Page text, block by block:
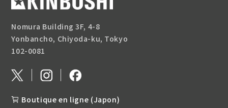
Nomura Building 3F, 4-8
Yonbancho, Chiyoda-ku, Tokyo
102-0081
Boutique en ligne (Japon)